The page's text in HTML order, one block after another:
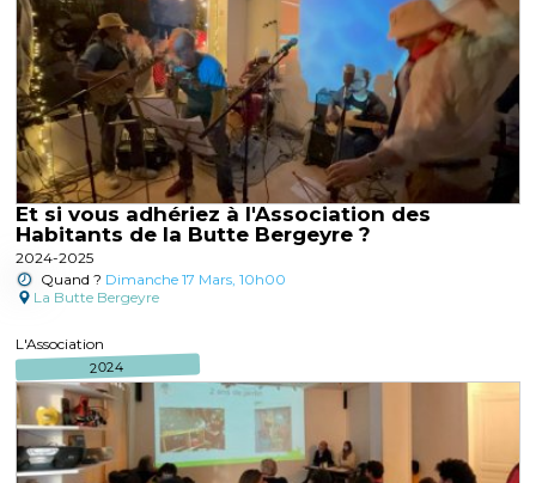
Et si vous adhériez à l'Association des
Habitants de la Butte Bergeyre ?
2024-2025
Quand ? Dimanche 17 Mars, 10h00
La Butte Bergeyre
L'Association
2024